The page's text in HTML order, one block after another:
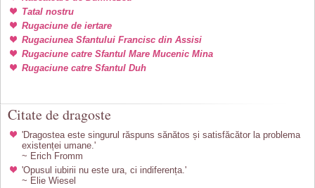
Tatal nostru
Rugaciune de iertare
Rugaciunea Sfantului Francisc din Assisi
Rugaciune catre Sfantul Mare Mucenic Mina
Rugaciune catre Sfantul Duh
Citate de dragoste
'Dragostea este singurul răspuns sănătos și satisfăcător la problema
existenței umane.'
~ Erich Fromm
'Opusul iubirii nu este ura, ci indiferența.'
~ Elie Wiesel